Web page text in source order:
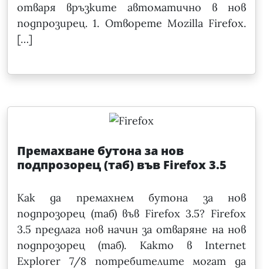
отваря връзките автоматично в нов
подпрозирец. 1. Отворете Mozilla Firefox.
[…]
Премахване бутона за нов
подпрозорец (таб) във Firefox 3.5
Как да премахнем бутона за нов
подпрозорец (таб) във Firefox 3.5? Firefox
3.5 предлага нов начин за отваряне на нов
подпрозорец (таб). Както в Internet
Explorer 7/8 потребителите могат да